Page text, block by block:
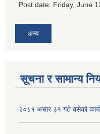
Post date: Friday, June
अन्य
सूचना र सामान्य
२०८१ असार ३१ गते बसेको